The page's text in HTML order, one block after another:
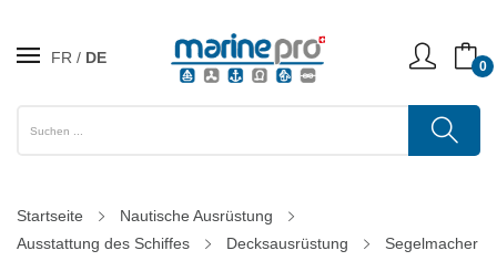
FR DE 0
Startseite
Nautische Ausrüstung
Ausstattung des Schiffes
Decksausrüstung
Segelmacher